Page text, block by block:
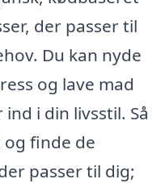
der passer til
Du kan nyde
og lave mad
i din livsstil. Så
finde de
passer til dig;